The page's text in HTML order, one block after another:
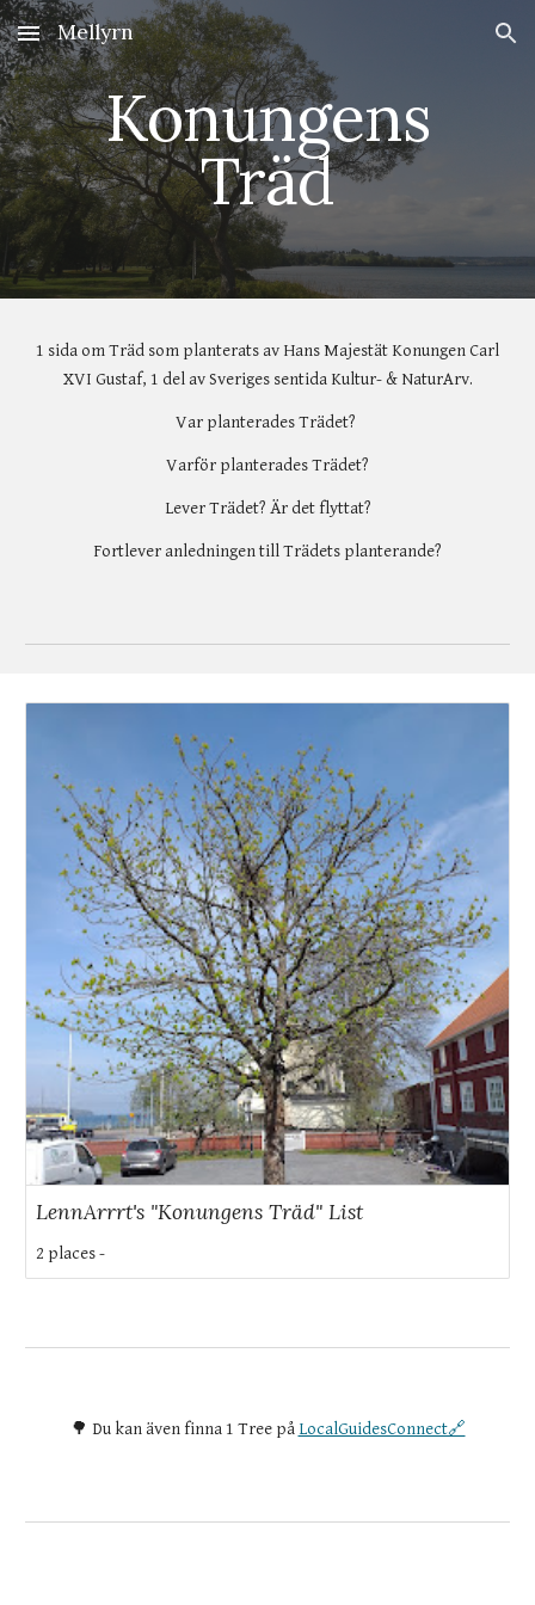
Skip to main content Skip to navigation
Mellyrn
Konungens
Träd
1 sida om Träd som planterats av Hans Majestät Konungen Carl
XVI Gustaf, 1 del av Sveriges sentida Kultur- & NaturArv.
Var planterades Trädet?
Varför planterades Trädet?
Lever Trädet? Är det flyttat?
Fortlever anledningen till Trädets planterande?
LennArrrt's "Konungens Träd" List
2 places -
🌳 Du kan även finna 1 Tree på LocalGuidesConnect🔗